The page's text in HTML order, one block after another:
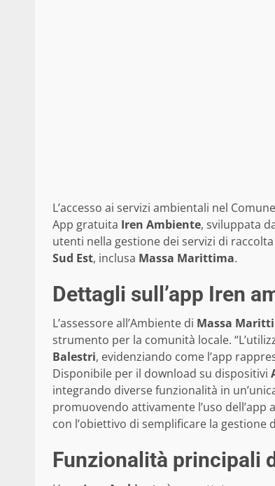
L’accesso ai servizi ambientali nel
App gratuita Iren Ambiente, sviluppata
utenti nella gestione dei servizi di
Sud Est, inclusa Massa Marittima.
Dettagli sull’app Iren
L’assessore all’Ambiente di Massa
strumento per la comunità locale.
Balestri, evidenziando come l’app
Disponibile per il download su dispositivi
integrando diverse funzionalità in
promuovendo attivamente l’uso
con l’obiettivo di semplificare la
Funzionalità principali